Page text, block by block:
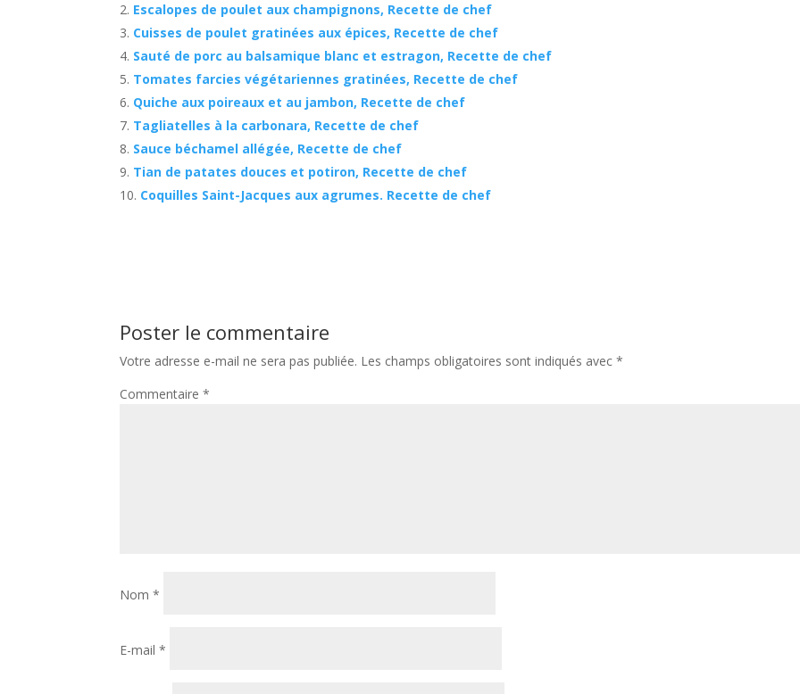
Escalopes de poulet aux champignons, Recette de chef
Cuisses de poulet gratinées aux épices, Recette de chef
Sauté de porc au balsamique blanc et estragon, Recette de chef
Tomates farcies végétariennes gratinées, Recette de chef
Quiche aux poireaux et au jambon, Recette de chef
Tagliatelles à la carbonara, Recette de chef
Sauce béchamel allégée, Recette de chef
Tian de patates douces et potiron, Recette de chef
Coquilles Saint-Jacques aux agrumes. Recette de chef
Poster le commentaire
Votre adresse e-mail ne sera pas publiée. Les champs obligatoires sont indiqués avec*
Commentaire*
Nom*
E-mail*